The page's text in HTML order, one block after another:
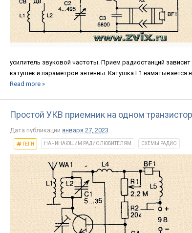
усилитель звуковой частоты. Прием радиостанций
катушек и параметров антенны. Катушка L1 наматывается
Read more »
Простой УКВ приемник на одном
Дата публикации января 27, 2023
ТЕГИ НАЧИНАЮЩИМ РАДИОЛЮБИТЕЛЯМ СХЕМЫ РАДИО